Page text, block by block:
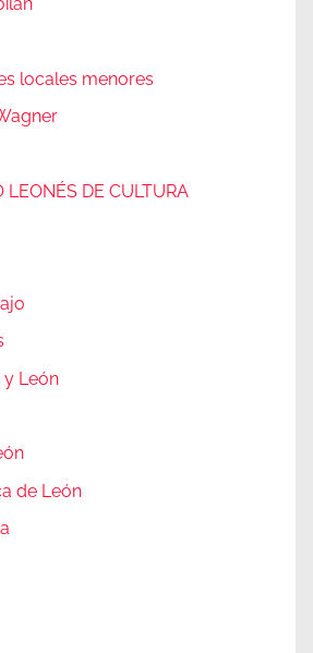
locales menores
LEONÉS DE CULTURA
y León
de León